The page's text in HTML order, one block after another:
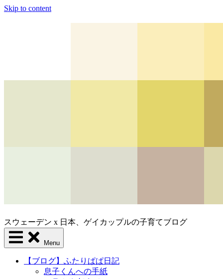
Skip to content
スウェーデン x 日本、ゲイカップルの子育てブログ
Menu
【ブログ】ふたりぱぱ日記
息子くんへの手紙